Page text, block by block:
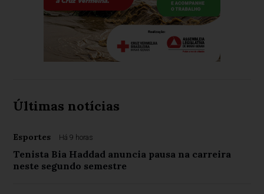
Últimas notícias
Esportes Há 9 horas
Tenista Bia Haddad anuncia pausa na carreira
neste segundo semestre